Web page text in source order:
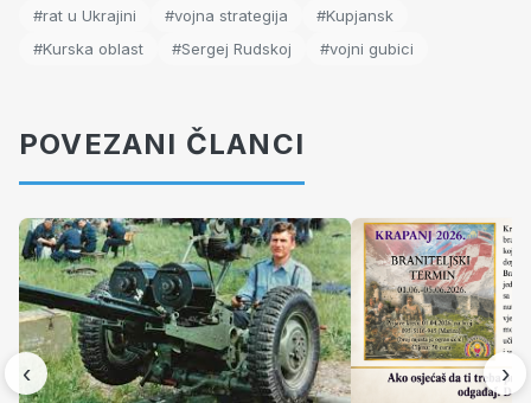
#rat u Ukrajini
#vojna strategija
#Kupjansk
#Kurska oblast
#Sergej Rudskoj #vojni gubici
POVEZANI ČLANCI
‹ ›